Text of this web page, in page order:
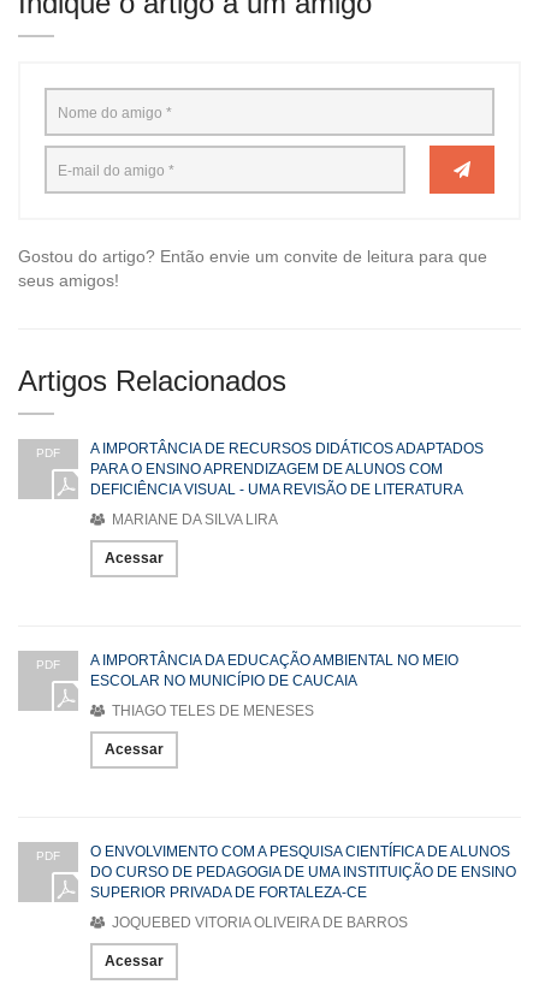
Gostou do artigo? Então envie um convite de leitura para que
seus amigos!
Artigos Relacionados
PDF
A IMPORTÂNCIA DE RECURSOS DIDÁTICOS ADAPTADOS
PARA O ENSINO APRENDIZAGEM DE ALUNOS COM
DEFICIÊNCIA VISUAL - UMA REVISÃO DE LITERATURA
MARIANE DA SILVA LIRA
Acessar
PDF
A IMPORTÂNCIA DA EDUCAÇÃO AMBIENTAL NO MEIO
ESCOLAR NO MUNICÍPIO DE CAUCAIA
THIAGO TELES DE MENESES
Acessar
PDF
O ENVOLVIMENTO COM A PESQUISA CIENTÍFICA DE ALUNOS
DO CURSO DE PEDAGOGIA DE UMA INSTITUIÇÃO DE ENSINO
SUPERIOR PRIVADA DE FORTALEZA-CE
JOQUEBED VITORIA OLIVEIRA DE BARROS
Acessar